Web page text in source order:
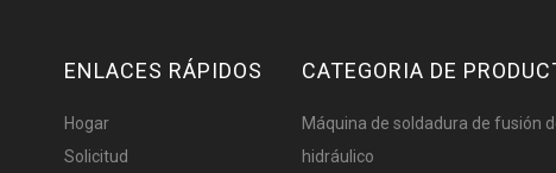
ENLACES RÁPIDOS
Hogar
Solicitud
CATEGORIA DE
Máquina de soldadura de fusión
hidráulico